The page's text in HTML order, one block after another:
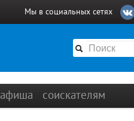
Мы в социальных сетях
афиша соискателям